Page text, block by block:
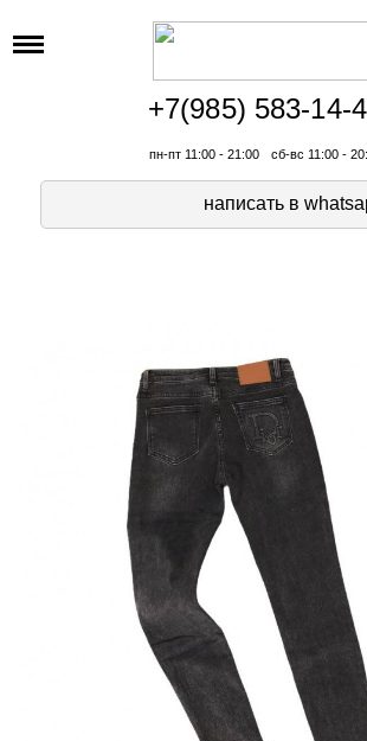
+7(985) 583-14-
пн-пт 11:00 - 21:00 сб-вс 11:00 -
написать в